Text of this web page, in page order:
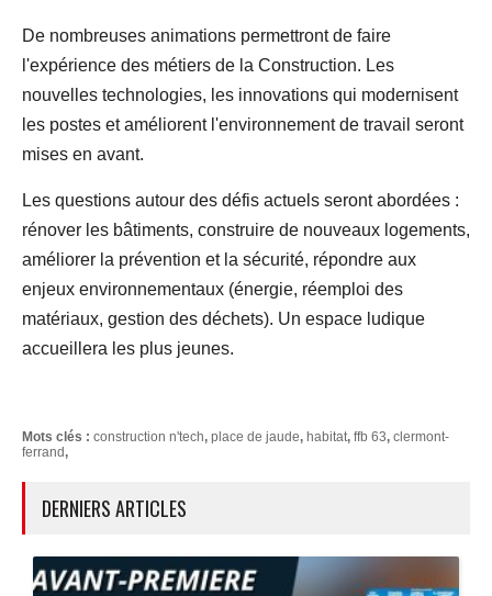
De nombreuses animations permettront de faire
l'expérience des métiers de la Construction. Les
nouvelles technologies, les innovations qui modernisent
les postes et améliorent l'environnement de travail seront
mises en avant.
Les questions autour des défis actuels seront abordées :
rénover les bâtiments, construire de nouveaux logements,
améliorer la prévention et la sécurité, répondre aux
enjeux environnementaux (énergie, réemploi des
matériaux, gestion des déchets). Un espace ludique
accueillera les plus jeunes.
Mots clés : construction n'tech, place de jaude, habitat, ffb 63, clermont-
ferrand,
DERNIERS ARTICLES